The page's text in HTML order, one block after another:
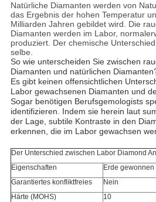
Natürliche Diamanten werden von
das Ergebnis der hohen Temperatur
Milliarden Jahren gebildet wird. Die
Diamanten werden im Labor,
produziert. Der chemische
selbe.
So wie unterscheiden Sie zwischen
Diamanten und natürlichen
Es gibt keinen offensichtlichen
Labor gewachsenen Diamanten und
Sogar benötigen Berufsgemologists
identifizieren. Indem sie herein laut
der Lage, subtile Kontraste in den
erkennen, die im Labor gewachsen
Der Unterschied zwischen Labor Diamond
Eigenschaften
Erde gewonnen
Garantiertes konfliktfreies
Nein
Härte (MOHS)
10